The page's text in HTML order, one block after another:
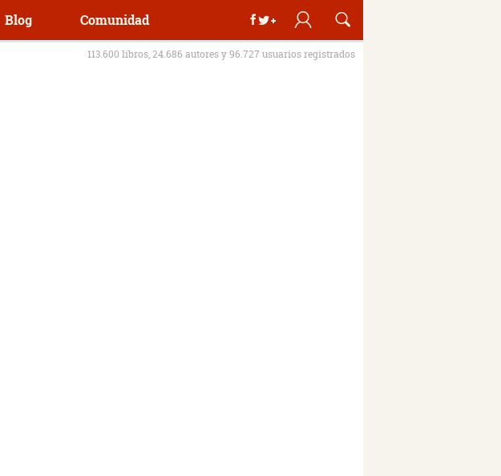
Blog Comunidad
113.600 libros, 24.686 autores y 96.727 usuarios registrados